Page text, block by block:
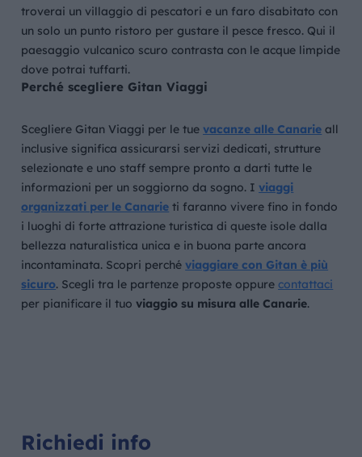
troverai un villaggio di pescatori e un faro disabitato con
un solo un punto ristoro per gustare il pesce fresco. Qui il
paesaggio vulcanico scuro contrasta con le acque limpide
dove potrai tuffarti.
Perché scegliere Gitan Viaggi
Scegliere Gitan Viaggi per le tuevacanze alle Canarie all
inclusive significa assicurarsi servizi dedicati, strutture
selezionate e uno staff sempre pronto a darti tutte le
informazioni per un soggiorno da sogno. Iviaggi
organizzati per le Canarie ti faranno vivere fino in fondo
i luoghi di forte attrazione turistica di queste isole dalla
bellezza naturalistica unica e in buona parte ancora
incontaminata. Scopri perchéviaggiare con Gitan è più
sicuro. Scegli tra le partenze proposte oppurecontattaci
per pianificare il tuoviaggio su misura alle Canarie.
Richiedi info